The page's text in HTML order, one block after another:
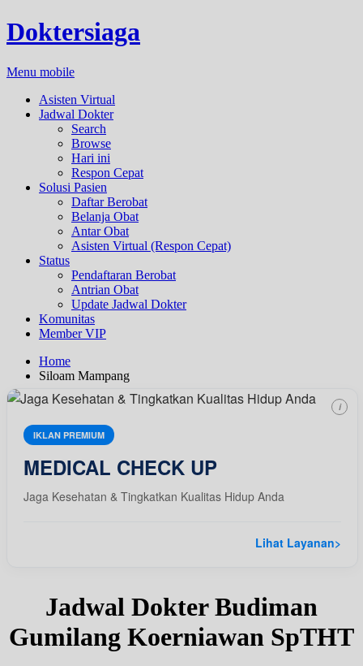
Doktersiaga
Menu mobile
Asisten Virtual
Jadwal Dokter
Search
Browse
Hari ini
Respon Cepat
Solusi Pasien
Daftar Berobat
Belanja Obat
Antar Obat
Asisten Virtual (Respon Cepat)
Status
Pendaftaran Berobat
Antrian Obat
Update Jadwal Dokter
Komunitas
Member VIP
Home
Siloam Mampang
IKLAN PREMIUM
MEDICAL CHECK UP
Jaga Kesehatan & Tingkatkan Kualitas Hidup Anda
Lihat Layanan>
i
Jadwal Dokter Budiman
Gumilang Koerniawan SpTHT